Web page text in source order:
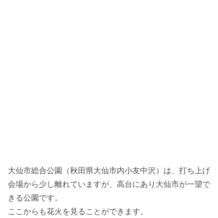
大仙市総合公園（秋田県大仙市内小友中沢）は、打ち上げ
会場から少し離れていますが、高台にあり大仙市が一望で
きる公園です。
ここからも花火を見ることができます。